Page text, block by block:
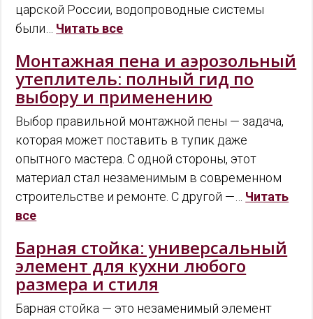
царской России, водопроводные системы
были… Читать все
Монтажная пена и аэрозольный
утеплитель: полный гид по
выбору и применению
Выбор правильной монтажной пены — задача,
которая может поставить в тупик даже
опытного мастера. С одной стороны, этот
материал стал незаменимым в современном
строительстве и ремонте. С другой —… Читать
все
Барная стойка: универсальный
элемент для кухни любого
размера и стиля
Барная стойка — это незаменимый элемент